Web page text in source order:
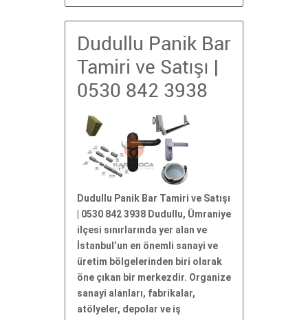
Dudullu Panik Bar
Tamiri ve Satışı |
0530 842 3938
Dudullu Panik Bar Tamiri ve Satışı
| 0530 842 3938 Dudullu, Ümraniye
ilçesi sınırlarında yer alan ve
İstanbul’un en önemli sanayi ve
üretim bölgelerinden biri olarak
öne çıkan bir merkezdir. Organize
sanayi alanları, fabrikalar,
atölyeler, depolar ve iş